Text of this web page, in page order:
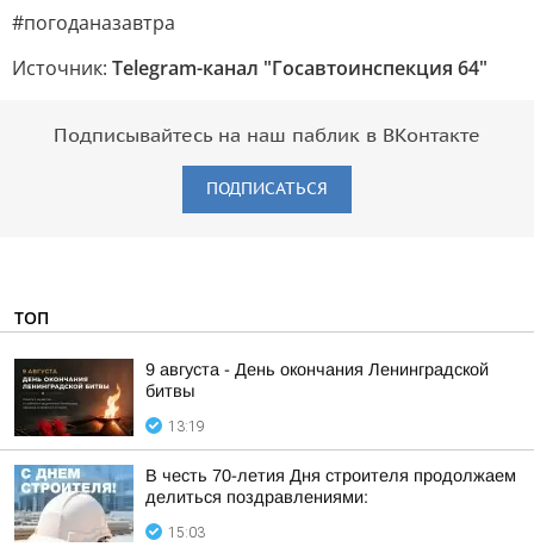
#погоданазавтра
Источник: Telegram-канал "Госавтоинспекция 64"
Подписывайтесь на наш паблик в ВКонтакте
ПОДПИСАТЬСЯ
ТОП
9 августа - День окончания Ленинградской
битвы
13:19
В честь 70-летия Дня строителя продолжаем
делиться поздравлениями:
15:03